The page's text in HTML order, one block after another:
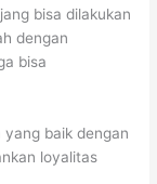
bisa dilakukan
dengan
bisa
baik dengan
loyalitas